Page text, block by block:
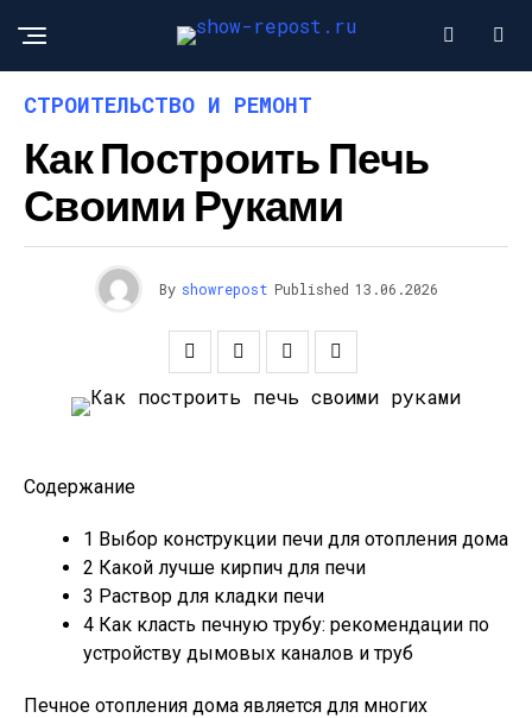
СТРОИТЕЛЬСТВО И РЕМОНТ
Как Построить Печь
Своими Руками
By showrepost Published 13.06.2026
Содержание
1 Выбор конструкции печи для отопления дома
2 Какой лучше кирпич для печи
3 Раствор для кладки печи
4 Как класть печную трубу: рекомендации по
устройству дымовых каналов и труб
Печное отопления дома является для многих